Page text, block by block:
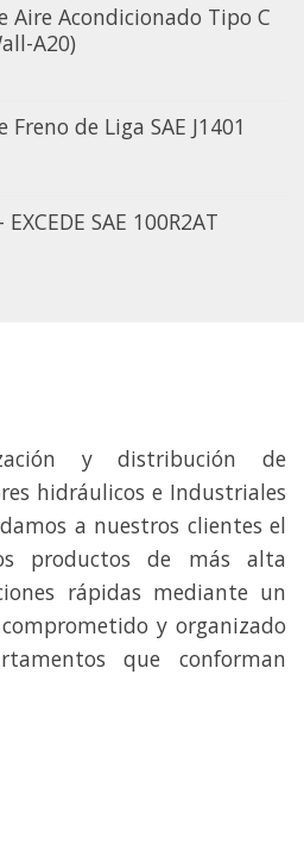
Aire Acondicionado Tipo C
A20)
de Liga SAE J1401
SAE 100R2AT
y distribución de
hidráulicos e Industriales
a nuestros clientes el
productos de más alta
rápidas mediante un
y organizado
que conforman